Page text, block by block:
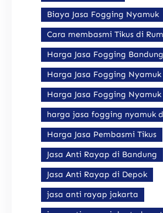
Biaya Jasa Fogging Nyamuk
Cara membasmi Tikus di
Harga Jasa Fogging Bandung
Harga Jasa Fogging Nyamuk
Harga Jasa Fogging
harga jasa fogging nyamuk
Harga Jasa Pembasmi Tikus
Jasa Anti Rayap di Bandung
Jasa Anti Rayap di Depok
jasa anti rayap jakarta